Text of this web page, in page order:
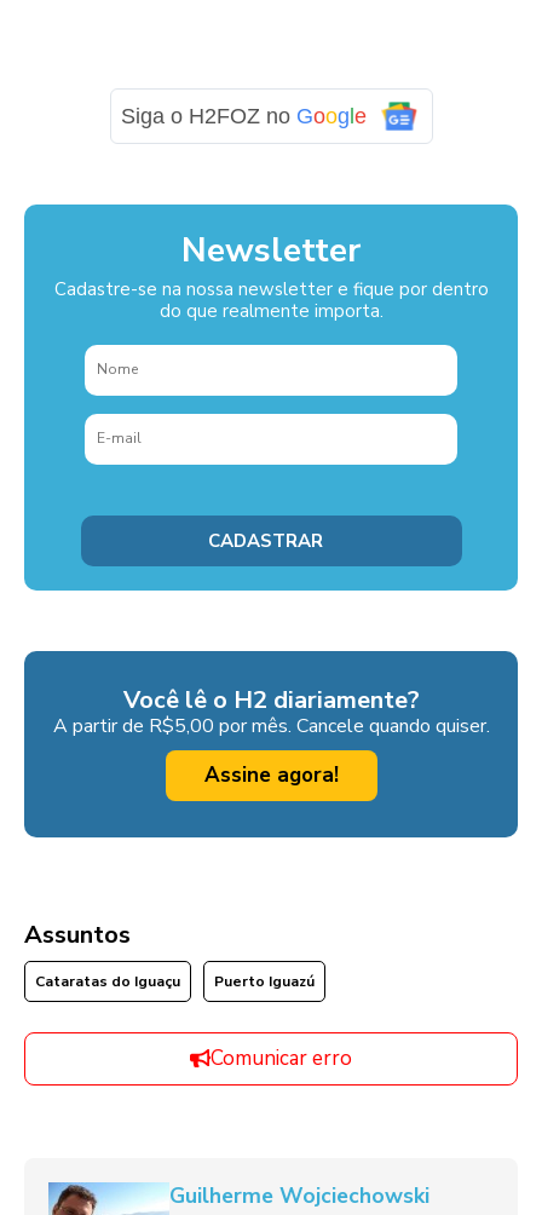
Siga o H2FOZ no Goog e
Newsletter
Cadastre-se na nossa newsletter e fique por dentro
do que realmente importa.
Você lê o H2 diariamente?
A partir de R$5,00 por mês. Cancele quando quiser.
Assine agora!
Assuntos
Cataratas do Iguaçu Puerto Iguazú
Comunicar erro
Guilherme Wojciechowski